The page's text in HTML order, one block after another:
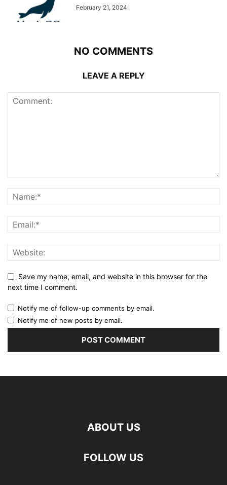
February 21, 2024
NO COMMENTS
LEAVE A REPLY
Save my name, email, and website in this browser for the
next time I comment.
Notify me of follow-up comments by email.
Notify me of new posts by email.
ABOUT US
FOLLOW US